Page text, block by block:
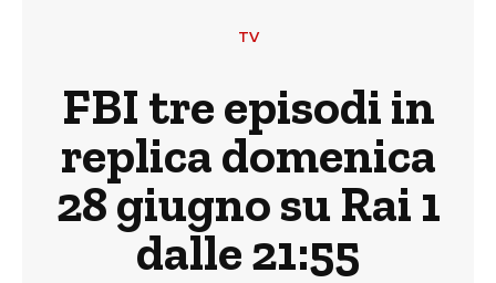
TV
FBI tre episodi in
replica domenica
28 giugno su Rai 1
dalle 21:55